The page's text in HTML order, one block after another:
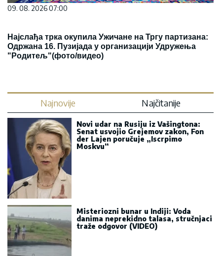
09. 08. 2026 07:00
Најслађа трка окупила Ужичане на Тргу партизана:
Одржана 16. Пузијада у организацији Удружења
"Родитељ"(фото/видео)
Najnovije Najčitanije
Novi udar na Rusiju iz Vašingtona:
Senat usvojio Grejemov zakon, Fon
der Lajen poručuje „Iscrpimo
Moskvu“
Misteriozni bunar u Indiji: Voda
danima neprekidno talasa, stručnjaci
traže odgovor (VIDEO)